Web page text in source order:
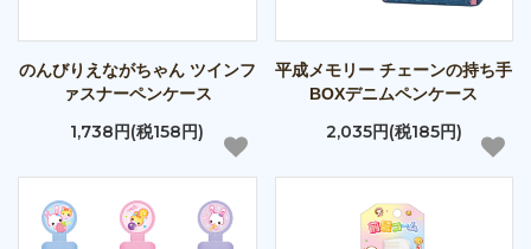
のんびりえながちゃん ツインフ
ァスナーペンケース
1,738円(税158円)
平成メモリー チェーンの持ち手
BOXデニムペンケース
2,035円(税185円)